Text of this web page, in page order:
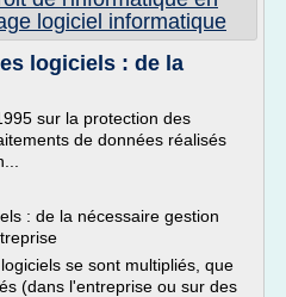
logiciel informatique
logiciels : de la
sur la protection des
de données réalisés
: de la nécessaire gestion
se sont multipliés, que
(dans l'entreprise ou sur des